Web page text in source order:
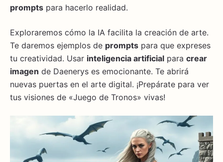
prompts para hacerlo realidad.
Exploraremos cómo la IA facilita la creación de arte.
Te daremos ejemplos de prompts para que expreses
tu creatividad. Usar inteligencia artificial para crear
imagen de Daenerys es emocionante. Te abrirá
nuevas puertas en el arte digital. ¡Prepárate para ver
tus visiones de «Juego de Tronos» vivas!